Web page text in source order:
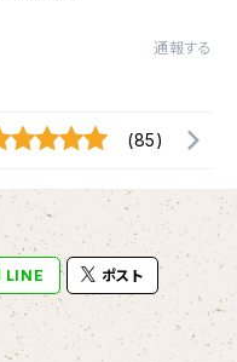
通報する
(85)
LINE ポスト